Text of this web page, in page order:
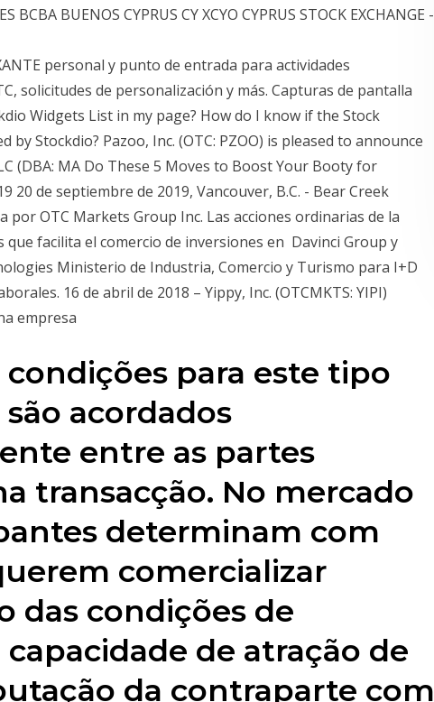
BCBA BUENOS CYPRUS CY XCYO CYPRUS STOCK EXCHANGE -
personal y punto de entrada para actividades
solicitudes de personalización y más. Capturas de pantalla
Widgets List in my page? How do I know if the Stock
by Stockdio? Pazoo, Inc. (OTC: PZOO) is pleased to announce
(DBA: MA Do These 5 Moves to Boost Your Booty for
20 de septiembre de 2019, Vancouver, B.C. - Bear Creek
OTC Markets Group Inc. Las acciones ordinarias de la
que facilita el comercio de inversiones en Davinci Group y
Ministerio de Industria, Comercio y Turismo para I+D
16 de abril de 2018 – Yippy, Inc. (OTCMKTS: YIPI)
empresa
condições para este tipo
acordados
entre as partes
transacção. No mercado
determinam com
comercializar
das condições de
de atração de
da contraparte com